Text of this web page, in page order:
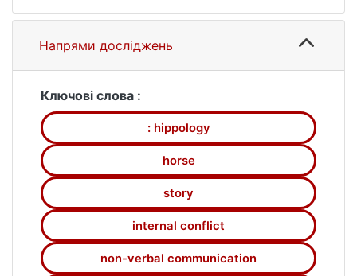
("Тихоня", "Білий кінь Шептало", "Кінь
Шептало на молочарні"), з'ясовано
формальні та змістові домінанти, які
специфіку, особливості викладу,
характеротворення і вибір художніх
зображально-виражальних засобів,
простудійовано риси ідіостилю прозаїків.
Напрями досліджень
Ключові слова :
: hippology
horse
story
internal conflict
non-verbal communication